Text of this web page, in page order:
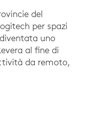
del
per spazi
uno
al fine di
da remoto,